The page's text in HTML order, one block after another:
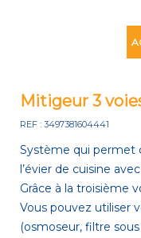
Mitigeur 3
REF : 3497381604441
Système qui permet
l’évier de cuisine
Grâce à la troisième
Vous pouvez utiliser
(osmoseur, filtre